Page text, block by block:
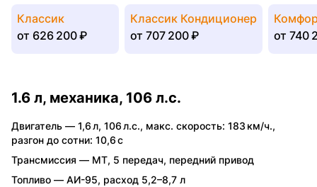
Классик
от 626 200 ₽
Классик Кондиционер
от 707 200 ₽
от 740
1.6 л, механика, 106 л.с.
Двигатель — 1,6 л, 106 л.с., макс. скорость: 183 км/ч.,
разгон до сотни: 10,6 с
Трансмиссия — MT, 5 передач, передний привод
Топливо — АИ-95, расход 5,2–8,7 л